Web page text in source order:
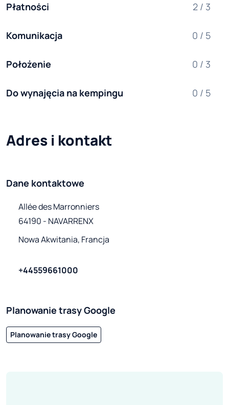
Płatności 2 / 3
Komunikacja 0 / 5
Położenie 0 / 3
Do wynajęcia na kempingu 0 / 5
Adres i kontakt
Dane kontaktowe
Allée des Marronniers
64190 - NAVARRENX
Nowa Akwitania, Francja
+44559661000
Planowanie trasy Google
Planowanie trasy Google